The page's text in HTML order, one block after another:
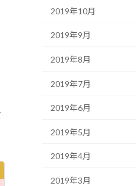
2019年10月
2019年9月
2019年8月
2019年7月
2019年6月
2019年5月
2019年4月
2019年3月